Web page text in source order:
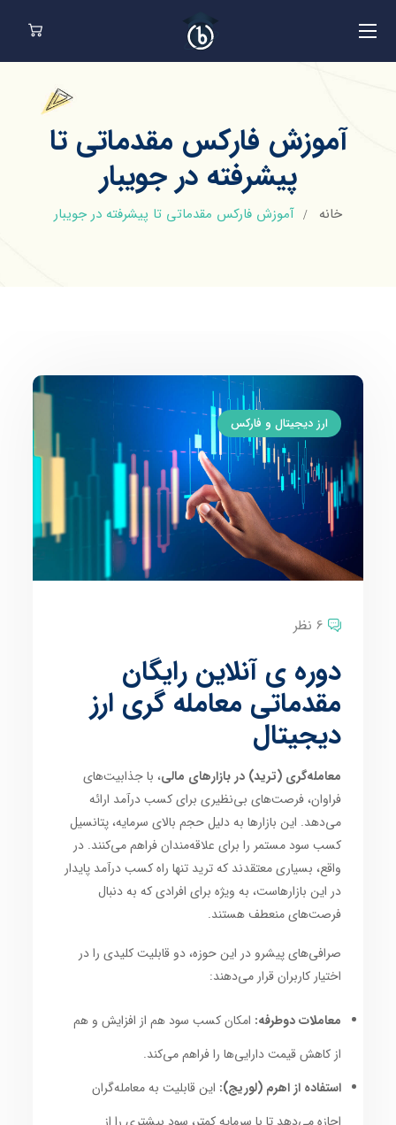
آموزش فارکس مقدماتی تا
پیشرفته در جویبار
خانه آموزش فارکس مقدماتی تا پیشرفته در جویبار
ارز دیجیتال و فارکس
6 نظر
دوره ی آنلاین رایگان
مقدماتی معامله گری ارز
دیجیتال
معامله‌گری (ترید) در بازارهای مالی، با جذابیت‌های
فراوان، فرصت‌های بی‌نظیری برای کسب درآمد ارائه
می‌دهد. این بازارها به دلیل حجم بالای سرمایه، پتانسیل
کسب سود مستمر را برای علاقه‌مندان فراهم می‌کنند. در
واقع، بسیاری معتقدند که ترید تنها راه کسب درآمد پایدار
در این بازارهاست، به ویژه برای افرادی که به دنبال
فرصت‌های منعطف هستند.
صرافی‌های پیشرو در این حوزه، دو قابلیت کلیدی را در
اختیار کاربران قرار می‌دهند:
معاملات دوطرفه: امکان کسب سود هم از افزایش و هم
از کاهش قیمت دارایی‌ها را فراهم می‌کند.
استفاده از اهرم (لوریج): این قابلیت به معامله‌گران
اجازه می‌دهد تا با سرمایه کمتر، سود بیشتری را از